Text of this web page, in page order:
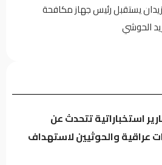
يستقبل رئيس جهاز مكافحة
الحوشي
مجهر “صولة الزيدي”.. مطالبات
النفط والمنافذ وإيرادات الإقليم
استخباراتية تتحدث عن
عراقية والحوثيين لاستهداف